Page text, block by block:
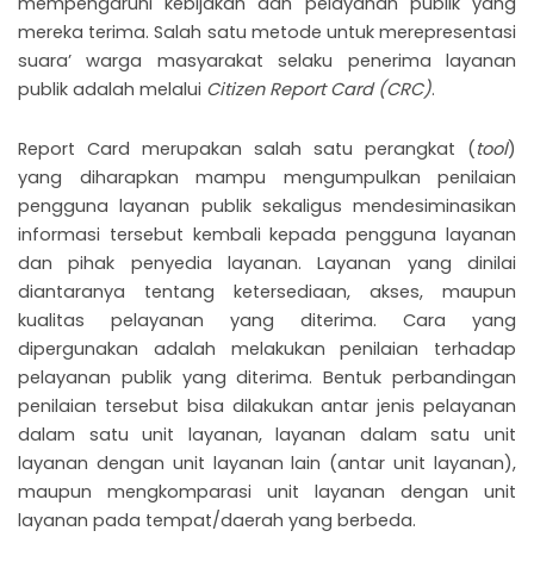
mereka terima. Salah satu metode untuk merepresentasi
suara’ warga masyarakat selaku penerima layanan
publik adalah melalui Citizen Report Card (CRC).
Report Card merupakan salah satu perangkat (tool)
yang diharapkan mampu mengumpulkan penilaian
pengguna layanan publik sekaligus mendesiminasikan
informasi tersebut kembali kepada pengguna layanan
dan pihak penyedia layanan. Layanan yang dinilai
diantaranya tentang ketersediaan, akses, maupun
kualitas pelayanan yang diterima. Cara yang
dipergunakan adalah melakukan penilaian terhadap
pelayanan publik yang diterima. Bentuk perbandingan
penilaian tersebut bisa dilakukan antar jenis pelayanan
dalam satu unit layanan, layanan dalam satu unit
layanan dengan unit layanan lain (antar unit layanan),
maupun mengkomparasi unit layanan dengan unit
layanan pada tempat/daerah yang berbeda.